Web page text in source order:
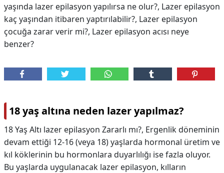
yaşında lazer epilasyon yapılırsa ne olur?, Lazer epilasyon
kaç yaşından itibaren yaptırılabilir?, Lazer epilasyon
çocuğa zarar verir mi?, Lazer epilasyon acısı neye
benzer?
18 yaş altına neden lazer yapılmaz?
18 Yaş Altı lazer epilasyon Zararlı mı?, Ergenlik döneminin
devam ettiği 12-16 (veya 18) yaşlarda hormonal üretim ve
kıl köklerinin bu hormonlara duyarlılığı ise fazla oluyor.
Bu yaşlarda uygulanacak lazer epilasyon, kılların